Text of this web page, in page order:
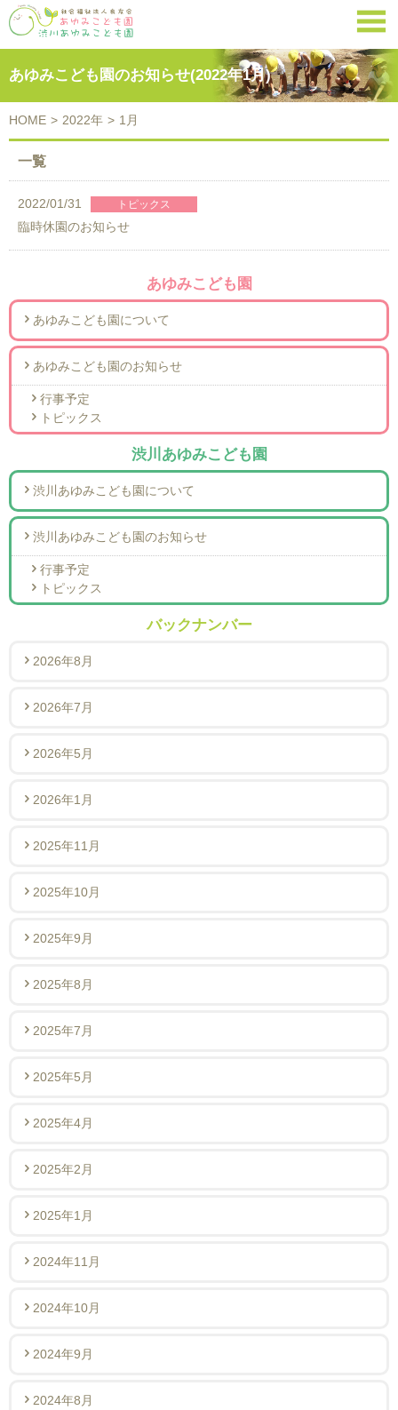

あゆみこども園のお知らせ(2022年1月)
HOME > 2022年 > 1月
一覧
2022/01/31
臨時休園のお知らせ
あゆみこども園
あゆみこども園について
あゆみこども園のお知らせ
行事予定
トピックス
渋川あゆみこども園
渋川あゆみこども園について
渋川あゆみこども園のお知らせ
行事予定
トピックス
バックナンバー
2026年8月
2026年7月
2026年5月
2026年1月
2025年11月
2025年10月
2025年9月
2025年8月
2025年7月
2025年5月
2025年4月
2025年2月
2025年1月
2024年11月
2024年10月
2024年9月
2024年8月